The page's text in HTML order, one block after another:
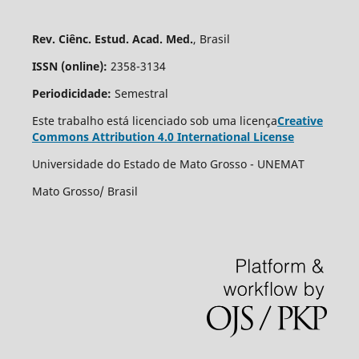
Rev. Ciênc. Estud. Acad. Med., Brasil
ISSN (online): 2358-3134
Periodicidade: Semestral
Este trabalho está licenciado sob uma licençaCreative
Commons Attribution 4.0 International License
Universidade do Estado de Mato Grosso - UNEMAT
Mato Grosso/ Brasil